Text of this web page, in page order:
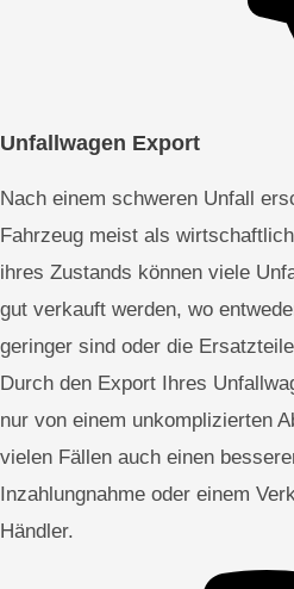
Unfallwagen Export
Nach einem schweren Unfall
Fahrzeug meist als
ihres Zustands können viele
gut verkauft werden, wo
geringer sind oder die
Durch den Export Ihres
nur von einem unkomplizierten
vielen Fällen auch einen
Inzahlungnahme oder einem
Händler.